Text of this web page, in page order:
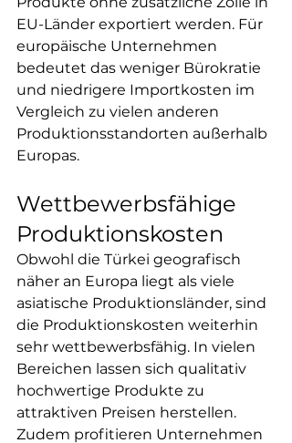
EU-Länder exportiert werden. Für
europäische Unternehmen
bedeutet das weniger Bürokratie
und niedrigere Importkosten im
Vergleich zu vielen anderen
Produktionsstandorten außerhalb
Europas.
Wettbewerbsfähige
Produktionskosten
Obwohl die Türkei geografisch
näher an Europa liegt als viele
asiatische Produktionsländer, sind
die Produktionskosten weiterhin
sehr wettbewerbsfähig. In vielen
Bereichen lassen sich qualitativ
hochwertige Produkte zu
attraktiven Preisen herstellen.
Zudem profitieren Unternehmen